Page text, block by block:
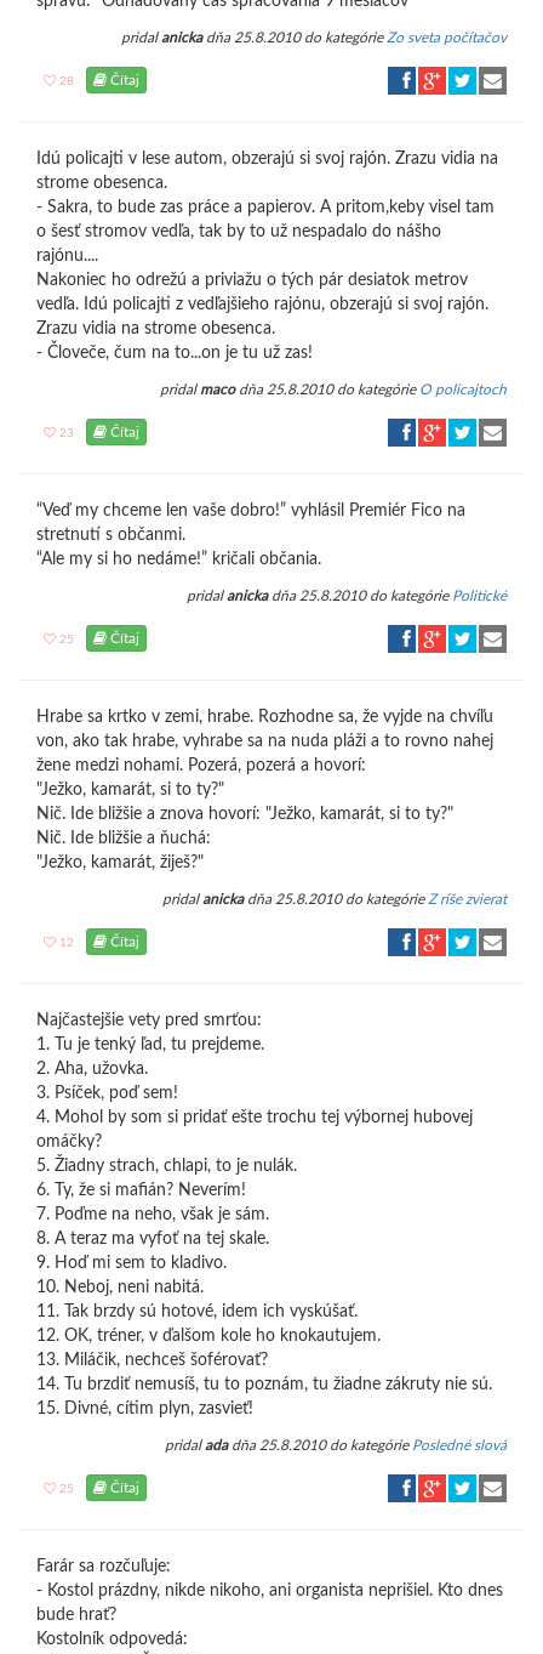
pridalanickadňa 25.8.2010 do kategórie Zo sveta počítačov
28 Čítaj
Idú policajti v lese autom, obzerajú si svoj rajón. Zrazu vidia na
strome obesenca.
- Sakra, to bude zas práce a papierov. A pritom,keby visel tam
o šesť stromov vedľa, tak by to už nespadalo do nášho
rajónu....
Nakoniec ho odrežú a priviažu o tých pár desiatok metrov
vedľa. Idú policajti z vedľajšieho rajónu, obzerajú si svoj rajón.
Zrazu vidia na strome obesenca.
- Človeče, čum na to...on je tu už zas!
pridal macodňa 25.8.2010 do kategórie O policajtoch
23 Čítaj
“Veď my chceme len vaše dobro!” vyhlásil Premiér Fico na
stretnutí s občanmi.
“Ale my si ho nedáme!” kričali občania.
pridalanickadňa 25.8.2010 do kategórie Politické
25 Čítaj
Hrabe sa krtko v zemi, hrabe. Rozhodne sa, že vyjde na chvíľu
von, ako tak hrabe, vyhrabe sa na nuda pláži a to rovno nahej
žene medzi nohami. Pozerá, pozerá a hovorí:
"Ježko, kamarát, si to ty?"
Nič. Ide bližšie a znova hovorí: "Ježko, kamarát, si to ty?"
Nič. Ide bližšie a ňuchá:
"Ježko, kamarát, žiješ?"
pridalanickadňa 25.8.2010 do kategórie Z ríše zvierat
12 Čítaj
Najčastejšie vety pred smrťou:
1. Tu je tenký ľad, tu prejdeme.
2. Aha, užovka.
3. Psíček, poď sem!
4. Mohol by som si pridať ešte trochu tej výbornej hubovej
omáčky?
5. Žiadny strach, chlapi, to je nulák.
6. Ty, že si mafián? Neverím!
7. Poďme na neho, však je sám.
8. A teraz ma vyfoť na tej skale.
9. Hoď mi sem to kladivo.
10. Neboj, neni nabitá.
11. Tak brzdy sú hotové, idem ich vyskúšať.
12. OK, tréner, v ďalšom kole ho knokautujem.
13. Miláčik, nechceš šoférovať?
14. Tu brzdiť nemusíš, tu to poznám, tu žiadne zákruty nie sú.
15. Divné, cítim plyn, zasvieť!
pridaladadňa 25.8.2010 do kategórie Posledné slová
25 Čítaj
Farár sa rozčuľuje:
- Kostol prázdny, nikde nikoho, ani organista neprišiel. Kto dnes
bude hrať?
Kostolník odpovedá: